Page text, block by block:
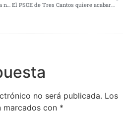
El PSOE de Tres Cantos quiere acabar con las molestias por los ruidos aeronáuticos en la ciudad
no será publicada. Los
marcados con *